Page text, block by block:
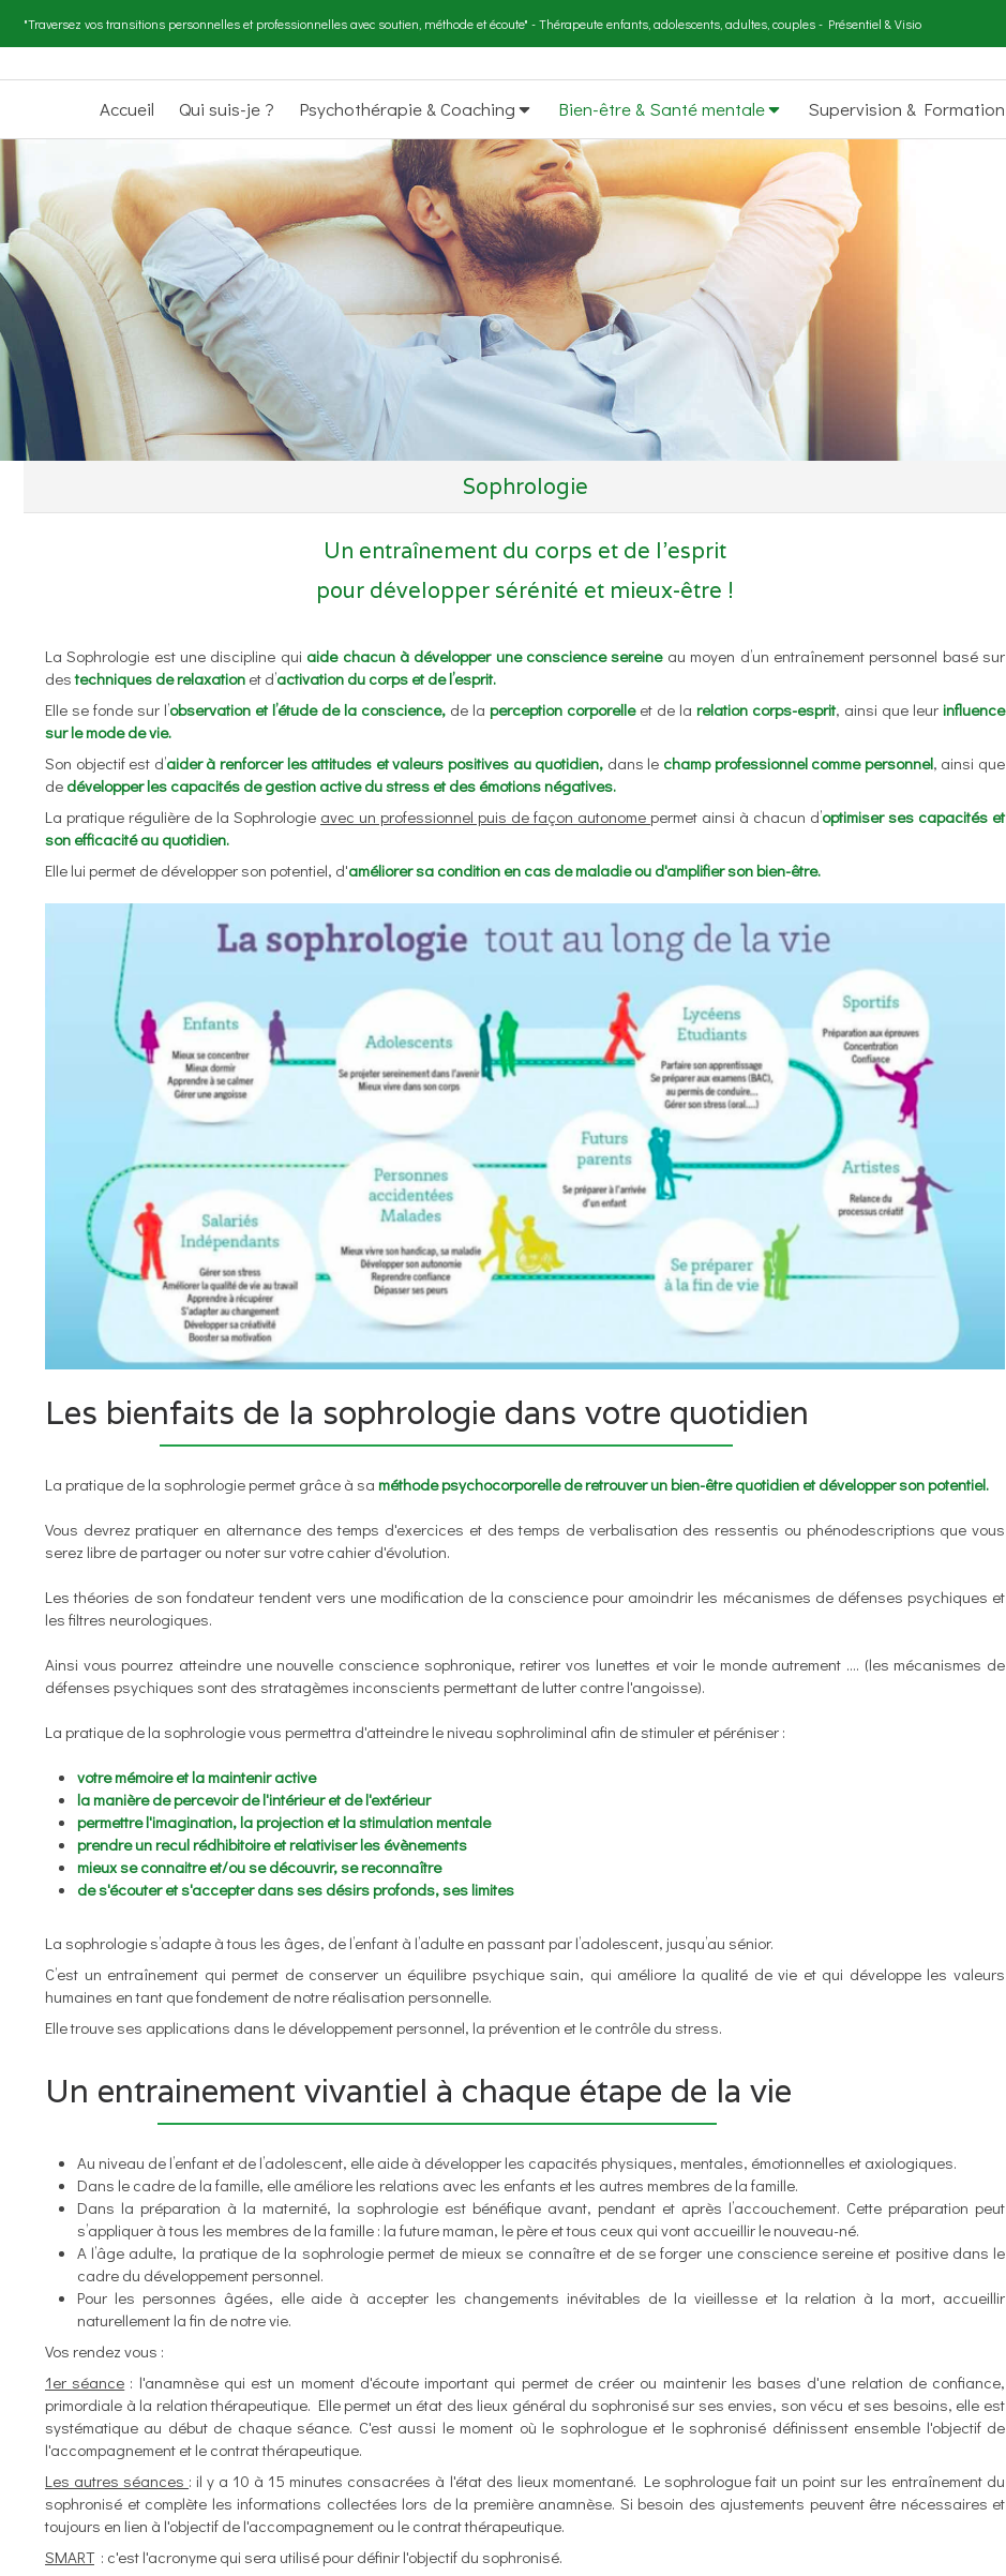
"Traversez vos transitions personnelles et professionnelles avec soutien, méthode et écoute" - Thérapeute enfants, adolescents, adultes, couples - Présentiel & Visio
Accueil Qui suis-je ? Psychothérapie & Coaching Bien-être & Santé mentale Supervision & Formation
Sophrologie
Un entraînement du corps et de l’esprit
pour développer sérénité et mieux-être !
La Sophrologie est une discipline qui aide chacun à développer une conscience sereine au moyen d’un entraînement personnel basé sur
destechniques de relaxation et d’activation du corps et de l’esprit.
Elle se fonde sur l’observation et l’étude de la conscience, de la perception corporelleet de la relation corps-esprit, ainsi que leur influence
sur le mode de vie.
Son objectif est d’aider à renforcer les attitudes et valeurs positives au quotidien, dans le champ professionnel comme personnel, ainsi que
de développer les capacités de gestion active du stress et des émotions négatives.
La pratique régulière de la Sophrologie avec un professionnel puis de façon autonome permet ainsi à chacun d’optimiser ses capacités et
son efficacité au quotidien.
Elle lui permet de développer son potentiel, d'améliorer sa condition en cas de maladie ou d'amplifier son bien-être.
Les bienfaits de la sophrologie dans votre quotidien
La pratique de la sophrologie permet grâce à sa méthode psychocorporelle de retrouver un bien-être quotidien et développer son potentiel.
Vous devrez pratiquer en alternance des temps d'exercices et des temps de verbalisation des ressentis ou phénodescriptions que vous
serez libre de partager ou noter sur votre cahier d'évolution.
Les théories de son fondateur tendent vers une modification de la conscience pour amoindrir les mécanismes de défenses psychiques et
les filtres neurologiques.
Ainsi vous pourrez atteindre une nouvelle conscience sophronique, retirer vos lunettes et voir le monde autrement …. (les mécanismes de
défenses psychiques sont des stratagèmes inconscients permettant de lutter contre l'angoisse).
La pratique de la sophrologie vous permettra d'atteindre le niveau sophroliminal afin de stimuler et péréniser :
votre mémoire et la maintenir active
la manière de percevoir de l'intérieur et de l'extérieur
permettre l'imagination, la projection et la stimulation mentale
prendre un recul rédhibitoire et relativiser les évènements
mieux se connaitre et/ou se découvrir, se reconnaître
de s'écouter et s'accepter dans ses désirs profonds, ses limites
La sophrologie s’adapte à tous les âges, de l’enfant à l’adulte en passant par l’adolescent, jusqu’au sénior.
C’est un entraînement qui permet de conserver un équilibre psychique sain, qui améliore la qualité de vie et qui développe les valeurs
humaines en tant que fondement de notre réalisation personnelle.
Elle trouve ses applications dans le développement personnel, la prévention et le contrôle du stress.
Un entrainement vivantiel à chaque étape de la vie
Au niveau de l’enfant et de l’adolescent, elle aide à développer les capacités physiques, mentales, émotionnelles et axiologiques.
Dans le cadre de la famille, elle améliore les relations avec les enfants et les autres membres de la famille.
Dans la préparation à la maternité, la sophrologie est bénéfique avant, pendant et après l’accouchement. Cette préparation peut
s’appliquer à tous les membres de la famille : la future maman, le père et tous ceux qui vont accueillir le nouveau-né.
A l’âge adulte, la pratique de la sophrologie permet de mieux se connaître et de se forger une conscience sereine et positive dans le
cadre du développement personnel.
Pour les personnes âgées, elle aide à accepter les changements inévitables de la vieillesse et la relation à la mort, accueillir
naturellement la fin de notre vie.
Vos rendez vous :
1er séance : l'anamnèse qui est un moment d'écoute important qui permet de créer ou maintenir les bases d'une relation de confiance,
primordiale à la relation thérapeutique. Elle permet un état des lieux général du sophronisé sur ses envies, son vécu et ses besoins, elle est
systématique au début de chaque séance. C'est aussi le moment où le sophrologue et le sophronisé définissent ensemble l'objectif de
l'accompagnement et le contrat thérapeutique.
Les autres séances : il y a 10 à 15 minutes consacrées à l'état des lieux momentané. Le sophrologue fait un point sur les entraînement du
sophronisé et complète les informations collectées lors de la première anamnèse. Si besoin des ajustements peuvent être nécessaires et
toujours en lien à l'objectif de l'accompagnement ou le contrat thérapeutique.
SMART: c'est l'acronyme qui sera utilisé pour définir l'objectif du sophronisé.